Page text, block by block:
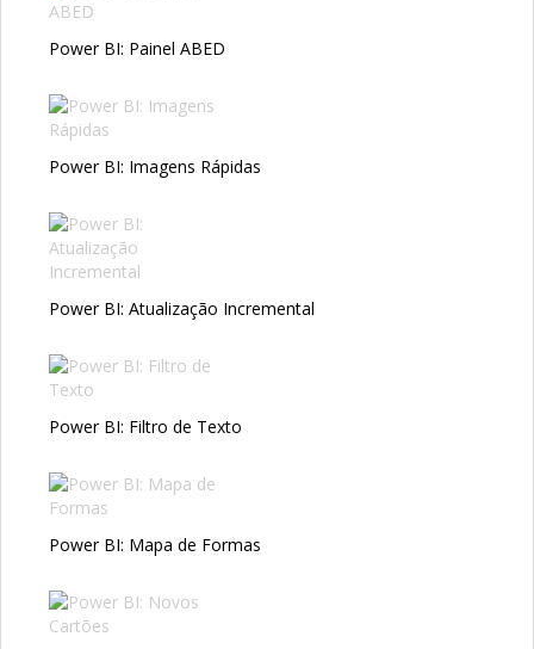
Power BI: Painel ABED
Power BI: Imagens Rápidas
Power BI: Atualização Incremental
Power BI: Filtro de Texto
Power BI: Mapa de Formas